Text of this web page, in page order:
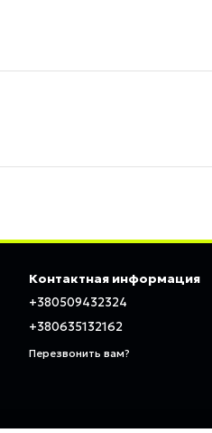
Контактная информация
+380509432324
+380635132162
Перезвонить вам?